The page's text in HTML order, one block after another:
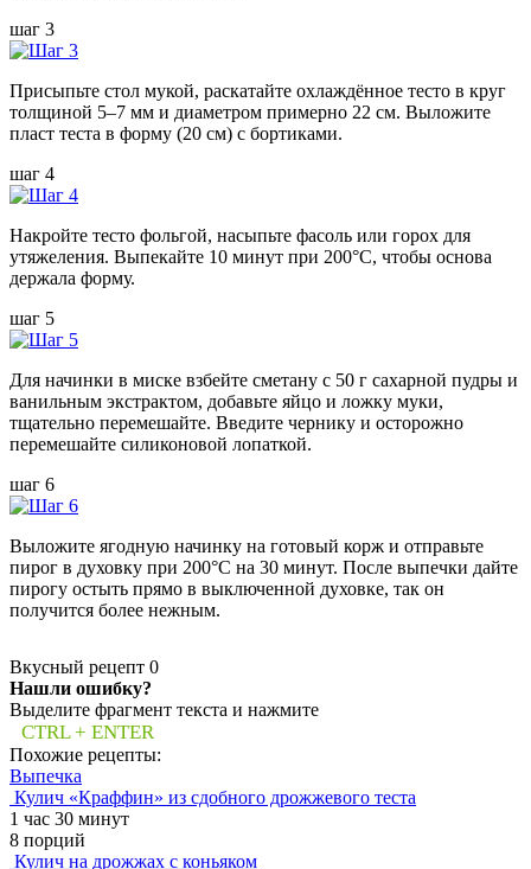
шаг 3
Присыпьте стол мукой, раскатайте охлаждённое тесто в круг
толщиной 5–7 мм и диаметром примерно 22 см. Выложите
пласт теста в форму (20 см) с бортиками.
шаг 4
Накройте тесто фольгой, насыпьте фасоль или горох для
утяжеления. Выпекайте 10 минут при 200°C, чтобы основа
держала форму.
шаг 5
Для начинки в миске взбейте сметану с 50 г сахарной пудры и
ванильным экстрактом, добавьте яйцо и ложку муки,
тщательно перемешайте. Введите чернику и осторожно
перемешайте силиконовой лопаткой.
шаг 6
Выложите ягодную начинку на готовый корж и отправьте
пирог в духовку при 200°C на 30 минут. После выпечки дайте
пирогу остыть прямо в выключенной духовке, так он
получится более нежным.
Вкусный рецепт 0
Нашли ошибку?
Выделите фрагмент текста и нажмите
CTRL + ENTER
Похожие рецепты:
Выпечка
Кулич «Краффин» из сдобного дрожжевого теста
1 час 30 минут
8 порций
Кулич на дрожжах с коньяком